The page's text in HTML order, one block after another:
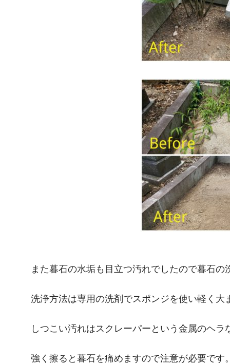
また暮石の水垢も目立つ汚れでしたので暮石の
洗浄方法は専用の洗剤でスポンジを使い軽く大
しつこい汚れはスクレーパーという金属のヘ
強く擦ると暮石を痛めますので注意が必要です